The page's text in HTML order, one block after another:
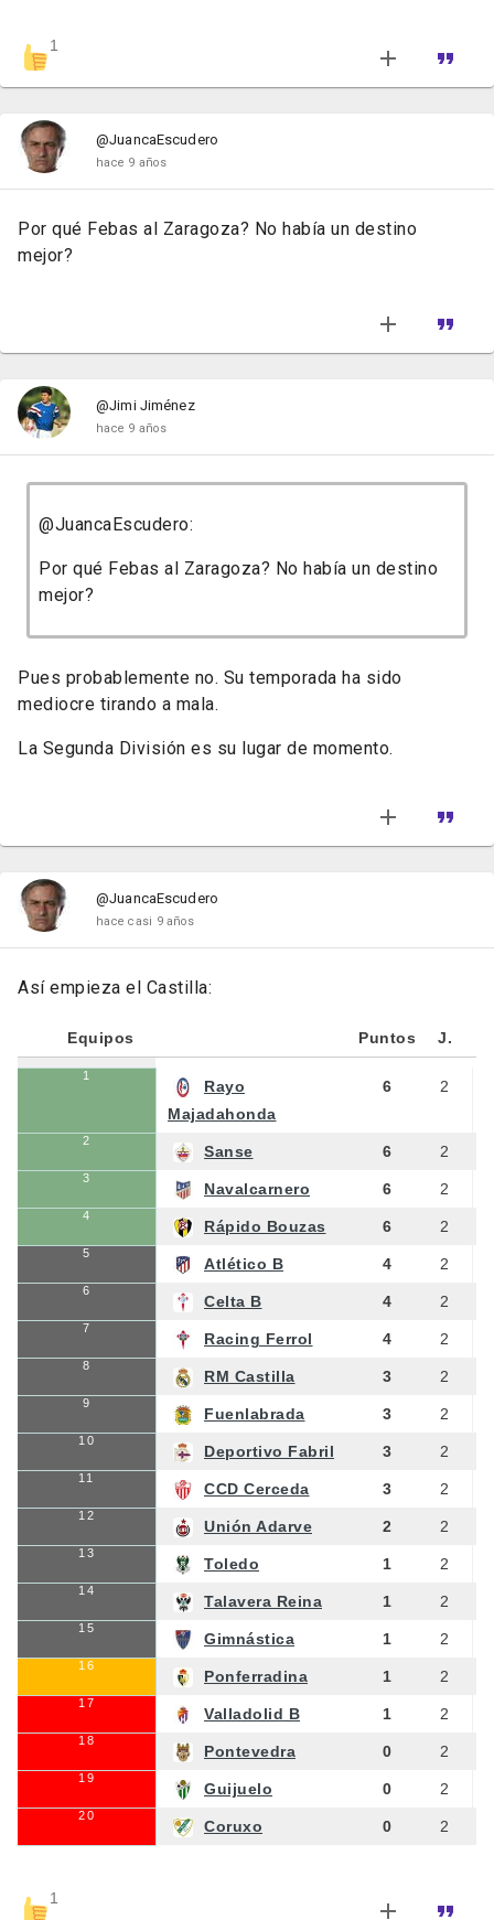
1
@JuancaEscudero
hace 9 años
Por qué Febas al Zaragoza? No había un destino
mejor?
@Jimi Jiménez
hace 9 años
@JuancaEscudero:
Por qué Febas al Zaragoza? No había un destino
mejor?
Pues probablemente no. Su temporada ha sido
mediocre tirando a mala.
La Segunda División es su lugar de momento.
@JuancaEscudero
hace casi 9 años
Así empieza el Castilla:
Equipos Puntos J.
1
Rayo
Majadahonda
6 2
2
Sanse 6 2
3
Navalcarnero 6 2
4
Rápido Bouzas 6 2
5
Atlético B 4 2
6
Celta B 4 2
7
Racing Ferrol 4 2
8
RM Castilla 3 2
9
Fuenlabrada 3 2
10
Deportivo Fabril 3 2
11
CCD Cerceda 3 2
12
Unión Adarve 2 2
13
Toledo 1 2
14
Talavera Reina 1 2
15
Gimnástica 1 2
16
Ponferradina 1 2
17
Valladolid B 1 2
18
Pontevedra 0 2
19
Guijuelo 0 2
20
Coruxo 0 2
1